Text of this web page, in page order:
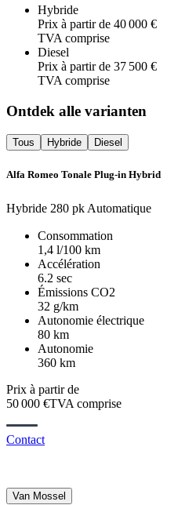
Hybride
Prix à partir de 40 000 €
TVA comprise
Diesel
Prix à partir de 37 500 €
TVA comprise
Ontdek alle varianten
Tous Hybride Diesel
Alfa Romeo Tonale Plug-in Hybrid
Hybride 280 pk Automatique
Consommation
1,4 l/100 km
Accélération
6.2 sec
Émissions CO2
32 g/km
Autonomie électrique
80 km
Autonomie
360 km
Prix à partir de
50 000 €TVA comprise
Contact
Van Mossel